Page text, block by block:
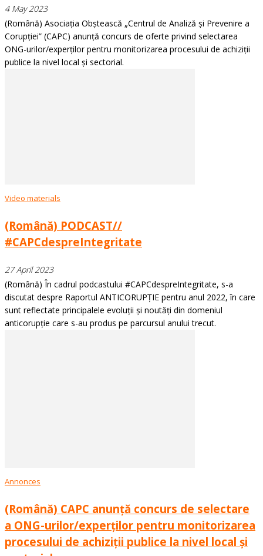
4 May 2023
(Română) Asociația Obștească „Centrul de Analiză și Prevenire a
Corupției” (CAPC) anunță concurs de oferte privind selectarea
ONG-urilor/experților pentru monitorizarea procesului de achiziții
publice la nivel local și sectorial.
Video materials
(Română) PODCAST//
#CAPCdespreIntegritate
27 April 2023
(Română) În cadrul podcastului #CAPCdespreIntegritate, s-a
discutat despre Raportul ANTICORUPȚIE pentru anul 2022, în care
sunt reflectate principalele evoluții și noutăți din domeniul
anticorupție care s-au produs pe parcursul anului trecut.
Annonces
(Română) CAPC anunță concurs de selectare
a ONG-urilor/experților pentru monitorizarea
procesului de achiziții publice la nivel local și